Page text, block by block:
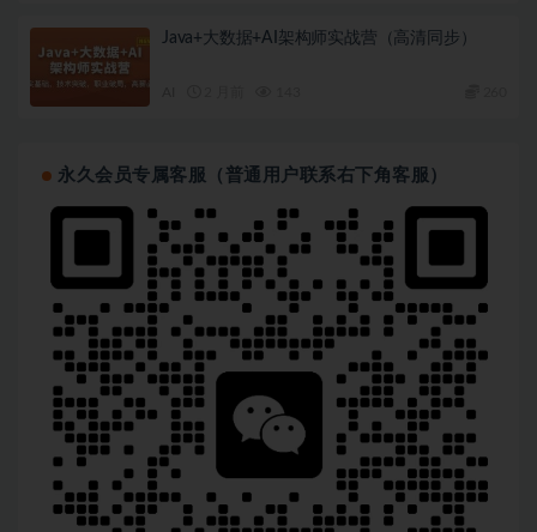
Java+大数据+AI架构师实战营（高清同步）
永久会员专属客服（普通用户联系右下角客服）